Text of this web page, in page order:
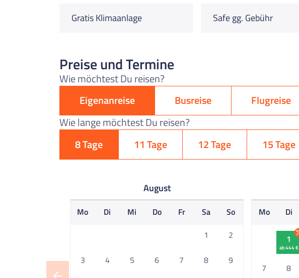
Gratis Klimaanlage Safe gg. Gebühr
Preise und Termine
Wie möchtest Du reisen?
Eigenanreise
Busreise
Flugreise
Wie lange möchtest Du reisen?
8 Tage
11 Tage 12 Tage 15 Tage
August
Mo Di Mi Do Fr Sa
So
1
2
3 4 5 6 7 8 9
Mo Di
1
ab 444 €
7 8